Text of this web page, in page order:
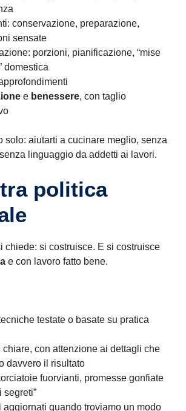
conservazione, preparazione,
sensate
porzioni, pianificazione, “mise
domestica
e benessere, con taglio
solo: aiutarti a cucinare meglio, senza
linguaggio da addetti ai lavori.
politica
chiede: si costruisce. E si costruisce
e con lavoro fatto bene.
testate o basate su pratica
chiare, con attenzione ai dettagli che
davvero il risultato
fuorvianti, promesse gonfiate
segreti”
aggiornati quando troviamo un modo